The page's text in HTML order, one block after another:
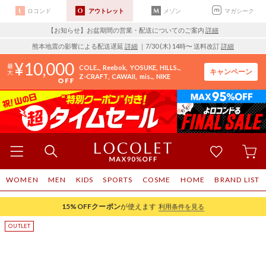
ロコンド アウトレット メゾン マガシーク
【お知らせ】お盆期間の営業・配送についてのご案内 詳細
熊本地震の影響による配送遅延 詳細 ｜7/30 (木) 14時〜 送料改訂詳細
10,000 COLE.. Reebok YOSUKE HILLS..
Z-CRAFT CAWAII mis.. NIKE
キャンペーン
WOMEN MEN KIDS SPORTS COSME HOME BRAND LIST
15%OFFクーポンが使えます 利用条件を見る